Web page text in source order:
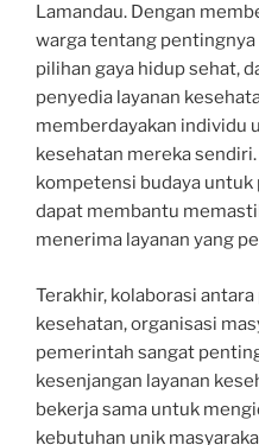
Lamandau. Dengan
warga tentang
pilihan gaya hidup sehat,
penyedia layanan
memberdayakan individu
kesehatan mereka
kompetensi budaya untuk
dapat membantu
menerima layanan yang
Terakhir, kolaborasi
kesehatan, organisasi
pemerintah sangat
kesenjangan layanan
bekerja sama untuk
kebutuhan unik